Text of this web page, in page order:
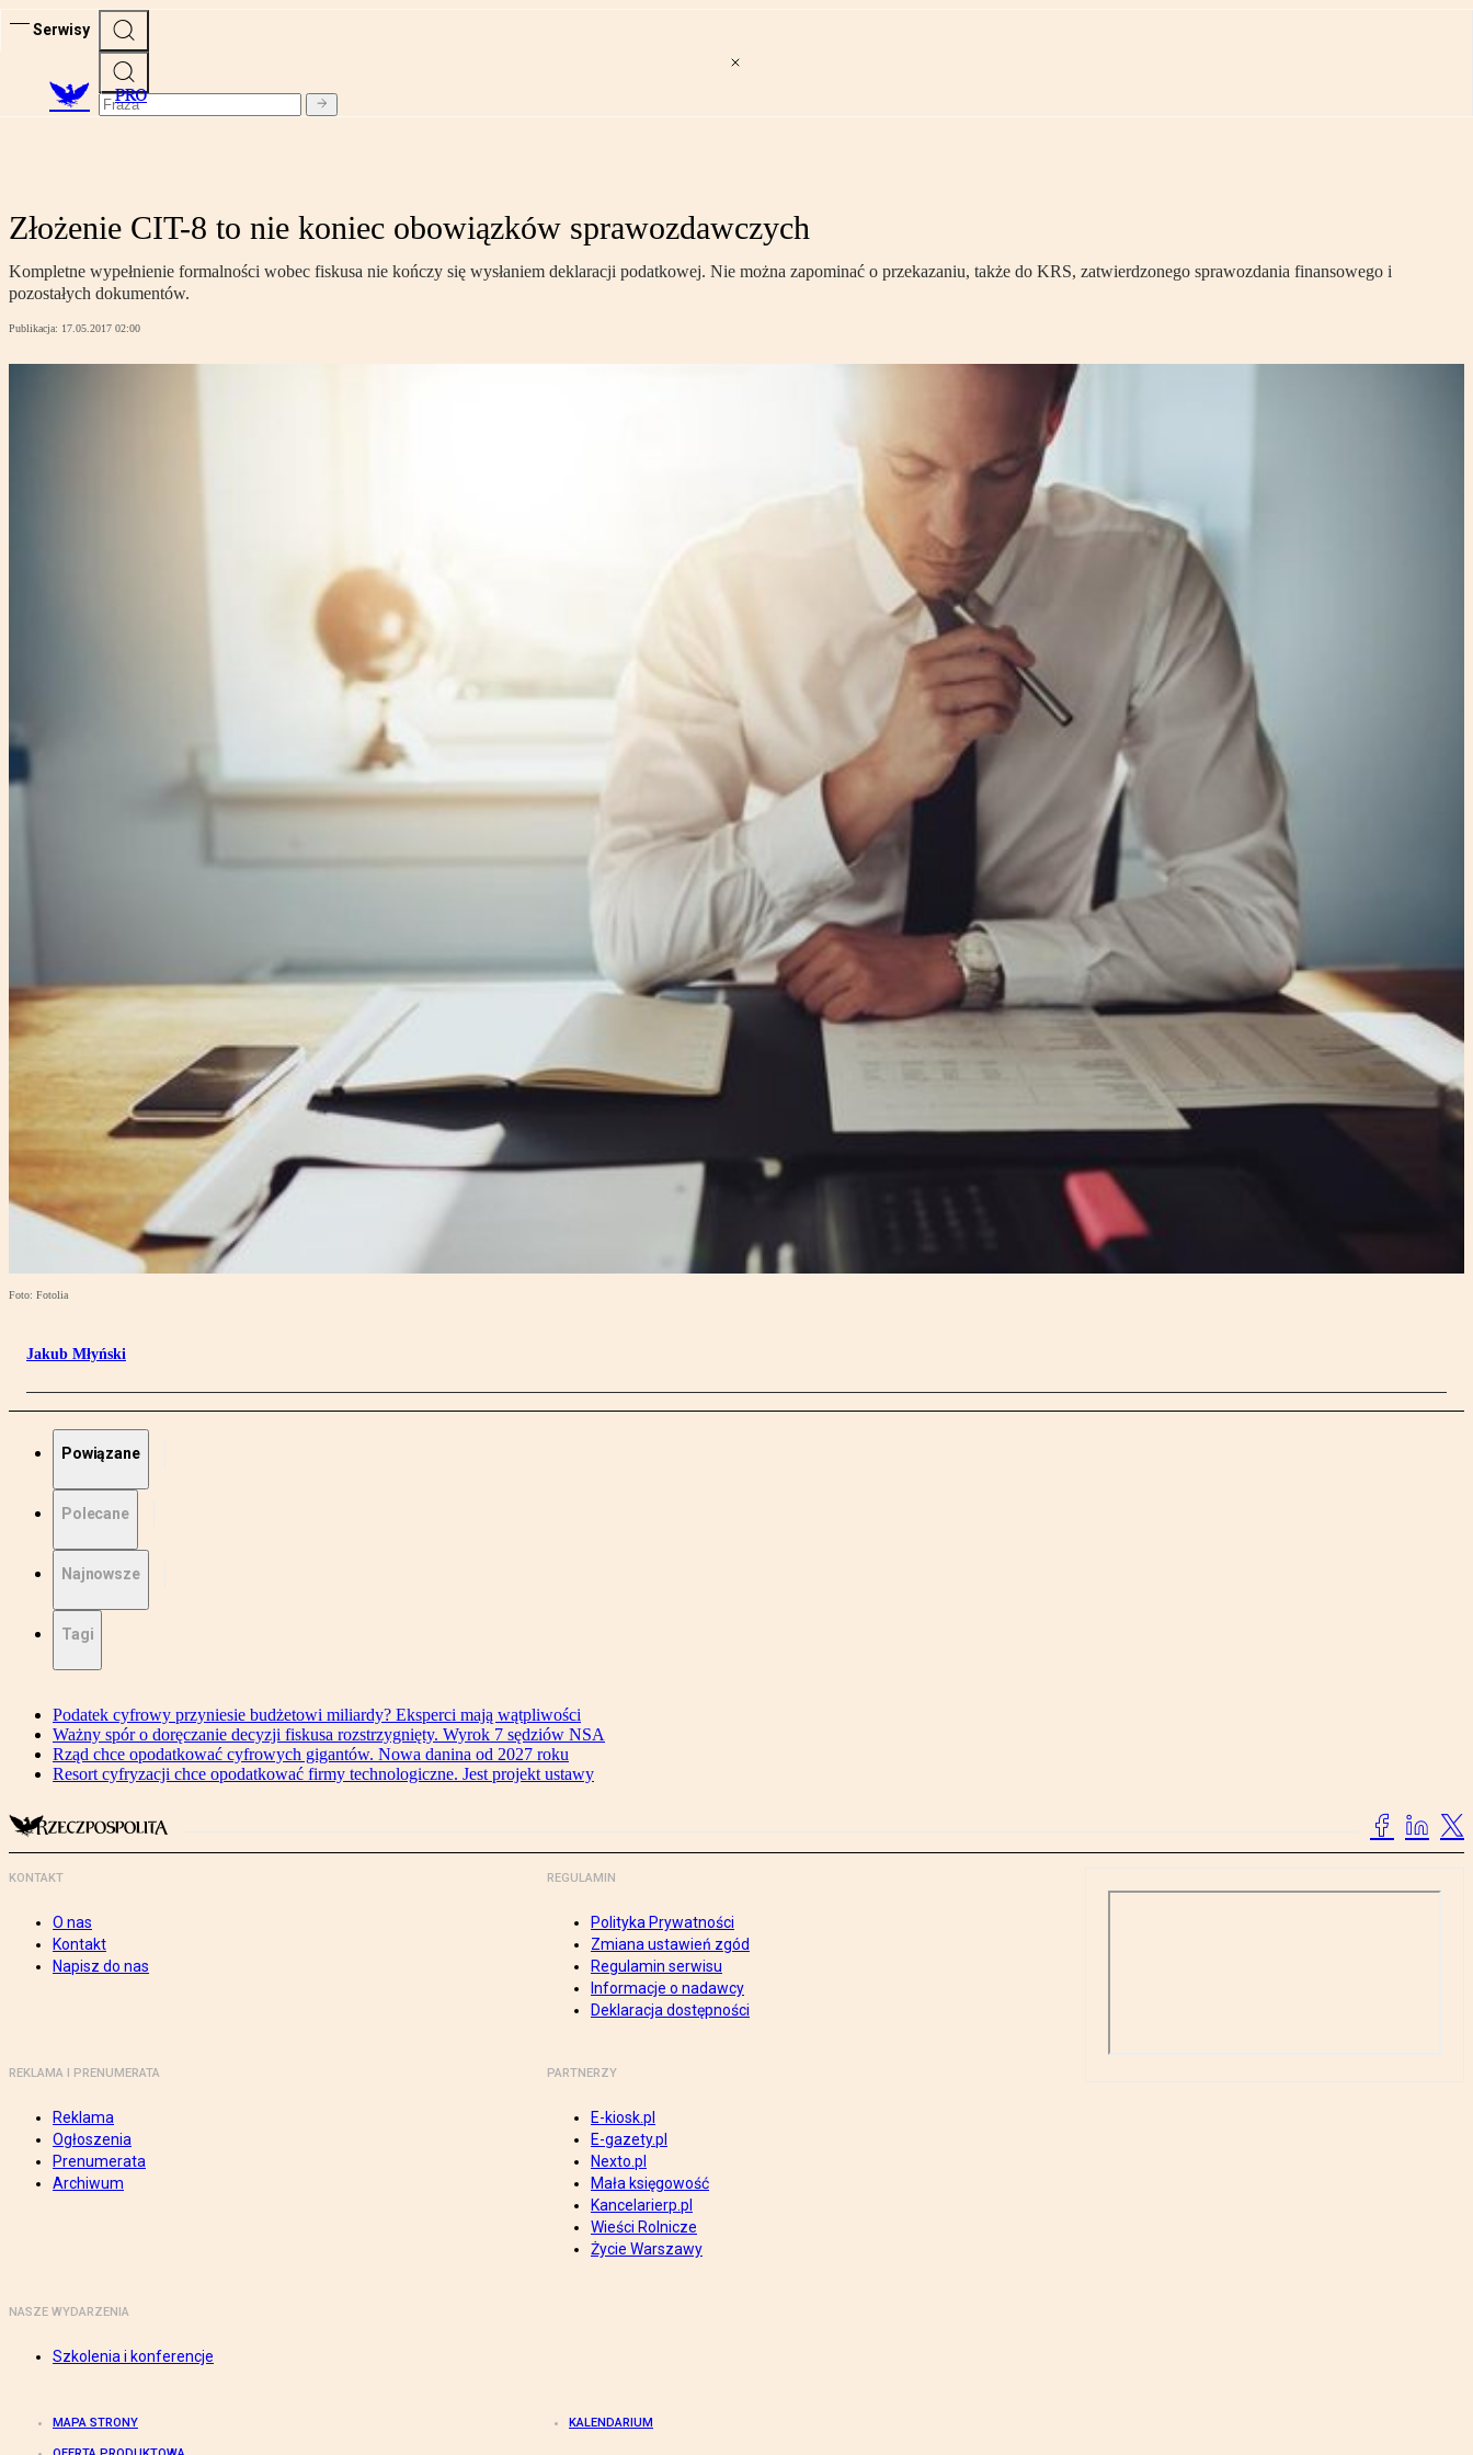
Serwisy
PRO
Złożenie CIT-8 to nie koniec obowiązków sprawozdawczych
Kompletne wypełnienie formalności wobec fiskusa nie kończy się wysłaniem deklaracji podatkowej. Nie można zapominać o przekazaniu, także do KRS, zatwierdzonego sprawozdania finansowego i
pozostałych dokumentów.
Publikacja: 17.05.2017 02:00
Foto: Fotolia
Jakub Młyński
Powiązane
Polecane
Najnowsze
Tagi
Podatek cyfrowy przyniesie budżetowi miliardy? Eksperci mają wątpliwości
Ważny spór o doręczanie decyzji fiskusa rozstrzygnięty. Wyrok 7 sędziów NSA
Rząd chce opodatkować cyfrowych gigantów. Nowa danina od 2027 roku
Resort cyfryzacji chce opodatkować firmy technologiczne. Jest projekt ustawy
KONTAKT
O nas
Kontakt
Napisz do nas
REGULAMIN
Polityka Prywatności
Zmiana ustawień zgód
Regulamin serwisu
Informacje o nadawcy
Deklaracja dostępności
REKLAMA I PRENUMERATA
Reklama
Ogłoszenia
Prenumerata
Archiwum
PARTNERZY
E-kiosk.pl
E-gazety.pl
Nexto.pl
Mała księgowość
Kancelarierp.pl
Wieści Rolnicze
Życie Warszawy
NASZE WYDARZENIA
Szkolenia i konferencje
MAPA STRONY KALENDARIUM